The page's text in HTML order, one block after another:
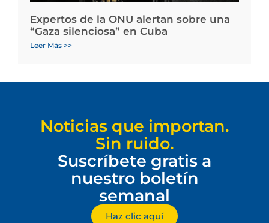
Expertos de la ONU alertan sobre una
“Gaza silenciosa” en Cuba
Leer Más >>
Noticias que importan.
Sin ruido.
Suscríbete gratis a
nuestro boletín
semanal
Haz clic aquí